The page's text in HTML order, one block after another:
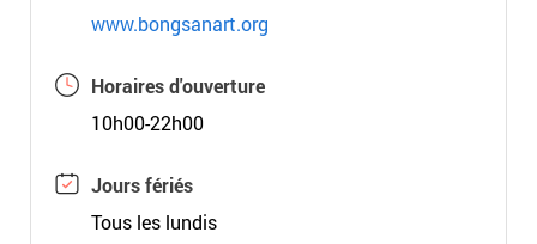
www.bongsanart.org
Horaires d'ouverture
10h00-22h00
Jours fériés
Tous les lundis